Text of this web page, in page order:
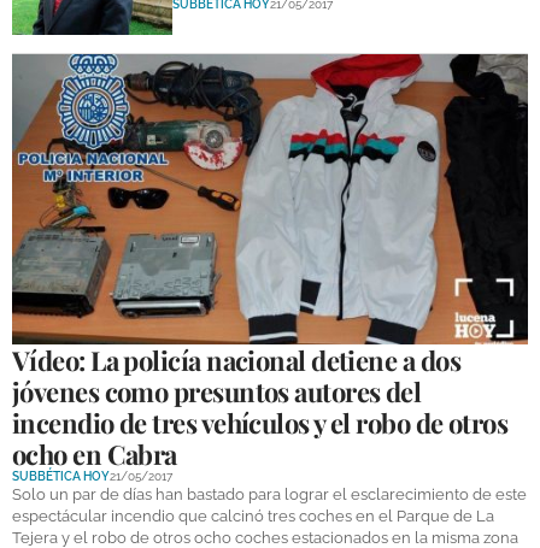
GALERÍAS
SUBBÉTICA HOY21/05/2017
Vídeo: La policía nacional detiene a dos
jóvenes como presuntos autores del
incendio de tres vehículos y el robo de otros
ocho en Cabra
SUBBÉTICA HOY21/05/2017
Solo un par de días han bastado para lograr el esclarecimiento de este
espectácular incendio que calcinó tres coches en el Parque de La
Tejera y el robo de otros ocho coches estacionados en la misma zona